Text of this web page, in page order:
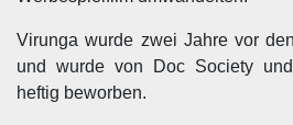
Virunga wurde zwei Jahre vor
und wurde von Doc Society
heftig beworben.